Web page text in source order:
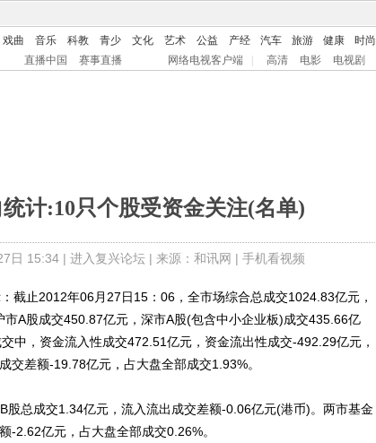
戏曲 音乐 科教 青少 文化 艺术 公益 产经 汽车 旅游 健康 时尚
直播中国 赛事直播 网络电视客户端 高清 电影 电视剧
计:10只个股受资金关注(名单)
日 15:34 | 进入复兴论坛| 来源：和讯网 | 手机看视频
止2012年06月27日15：06，全市场综合总成交1024.83亿元，
A股成交450.87亿元，深市A股(包含中小企业板)成交435.66亿
中，资金流入性成交472.51亿元，资金流出性成交-492.29亿元，
交差额-19.78亿元，占大盘全部成交1.93%。
总成交1.34亿元，流入流出成交差额-0.06亿元(港币)。两市基金
-2.62亿元，占大盘全部成交0.26%。